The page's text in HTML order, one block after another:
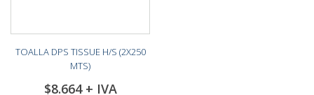
TOALLA DPS TISSUE H/S (2X250
MTS)
$8.664